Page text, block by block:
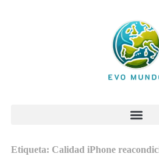
Etiqueta: Calidad iPhone